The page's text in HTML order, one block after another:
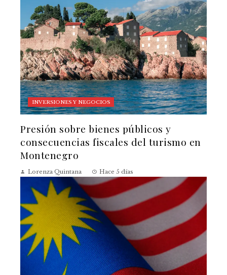
INVERSIONES Y NEGOCIOS
Presión sobre bienes públicos y
consecuencias fiscales del turismo en
Montenegro
Lorenza Quintana Hace 5 días